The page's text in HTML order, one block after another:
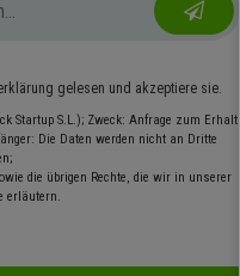
gelesen und akzeptiere sie.
Startup S.L.); Zweck: Anfrage zum Erhalt
Die Daten werden nicht an Dritte
die übrigen Rechte, die wir in unserer
erläutern.